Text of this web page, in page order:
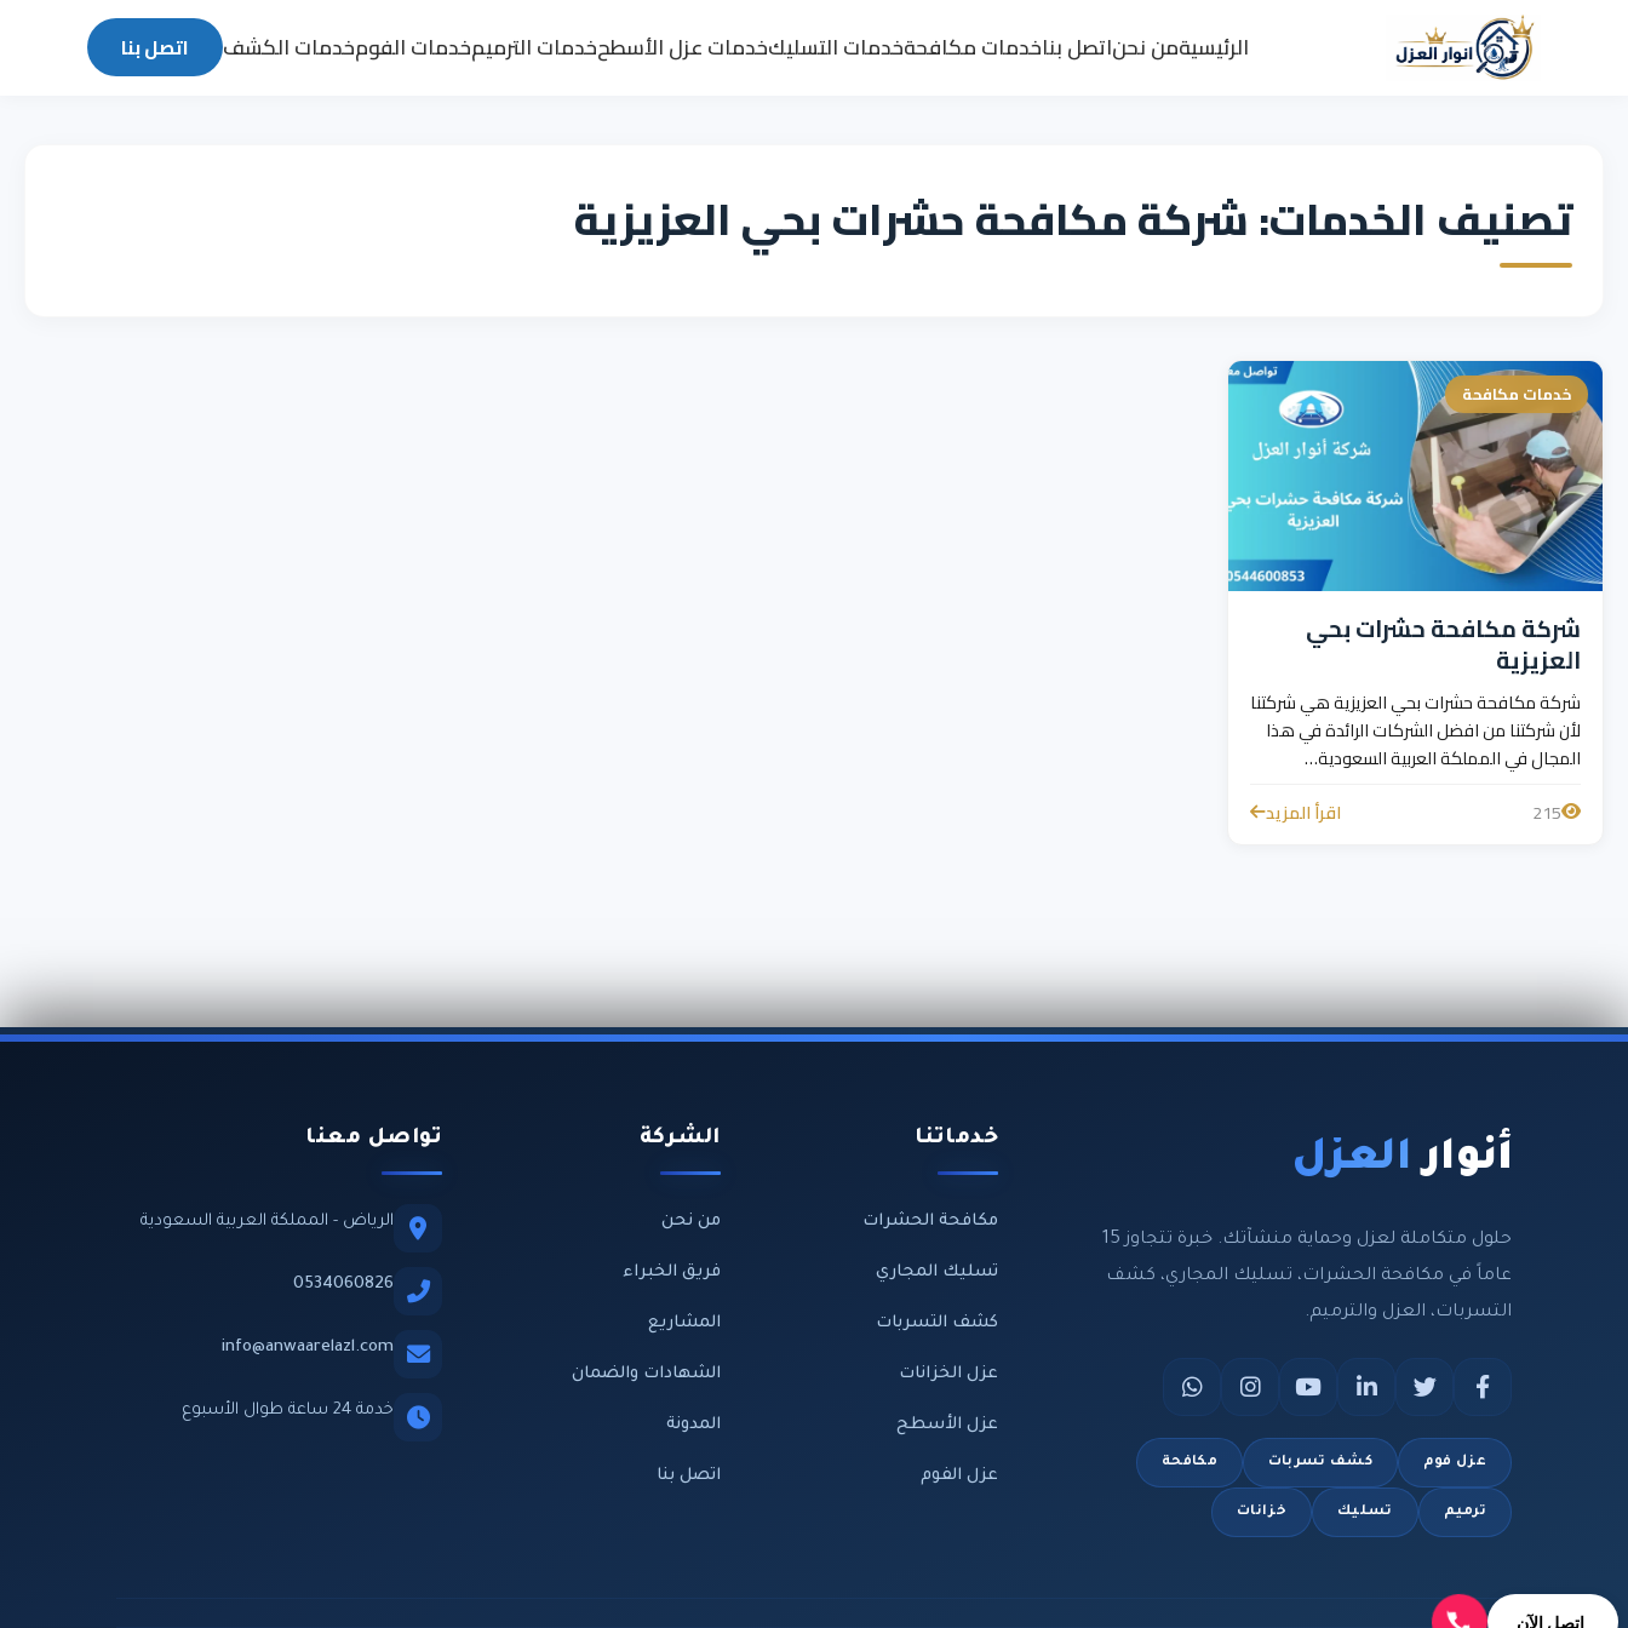
الرئيسيةمن نحناتصل بناخدمات مكافحةخدمات التسليكخدمات عزل الأسطحخدمات الترميمخدمات الفومخدمات الكشف اتصل بنا
تصنيف الخدمات: شركة مكافحة حشرات بحي العزيزية
خدمات مكافحة
شركة مكافحة حشرات بحي
العزيزية
شركة مكافحة حشرات بحي العزيزية هي شركتنا
لأن شركتنا من افضل الشركات الرائدة في هذا
المجال في المملكة العربية السعودية…
215
اقرأ المزيد
أنوار العزل
حلول متكاملة لعزل وحماية منشآتك. خبرة تتجاوز 15
عاماً في مكافحة الحشرات، تسليك المجاري، كشف
التسربات، العزل والترميم.
عزل فوم كشف تسربات مكافحة
ترميم تسليك خزانات
خدماتنا
مكافحة الحشرات
تسليك المجاري
كشف التسربات
عزل الخزانات
عزل الأسطح
عزل الفوم
الشركة
من نحن
فريق الخبراء
المشاريع
الشهادات والضمان
المدونة
اتصل بنا
تواصل معنا
الرياض - المملكة العربية السعودية
0534060826
info@anwaarelazl.com
خدمة 24 ساعة طوال الأسبوع
اتصل الآن